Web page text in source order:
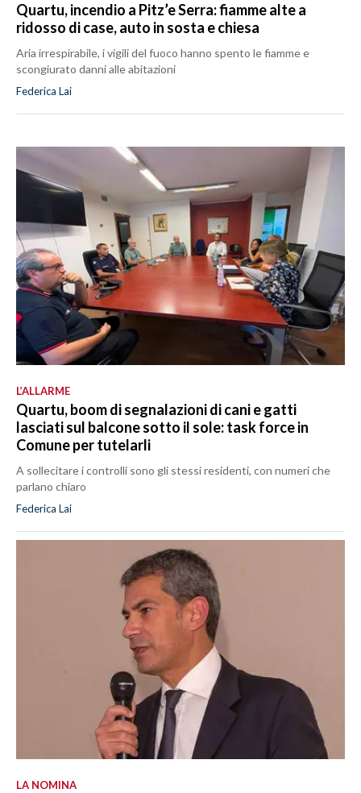
Quartu, incendio a Pitz’e Serra: fiamme alte a
ridosso di case, auto in sosta e chiesa
Aria irrespirabile, i vigili del fuoco hanno spento le fiamme e
scongiurato danni alle abitazioni
Federica Lai
L’ALLARME
Quartu, boom di segnalazioni di cani e gatti
lasciati sul balcone sotto il sole: task force in
Comune per tutelarli
A sollecitare i controlli sono gli stessi residenti, con numeri che
parlano chiaro
Federica Lai
LA NOMINA